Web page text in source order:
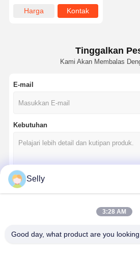
Harga
Kontak
Tinggalkan
Kami Akan Membalas
E-mail
Kebutuhan
Selly
3:28 AM
Good day, what product are you